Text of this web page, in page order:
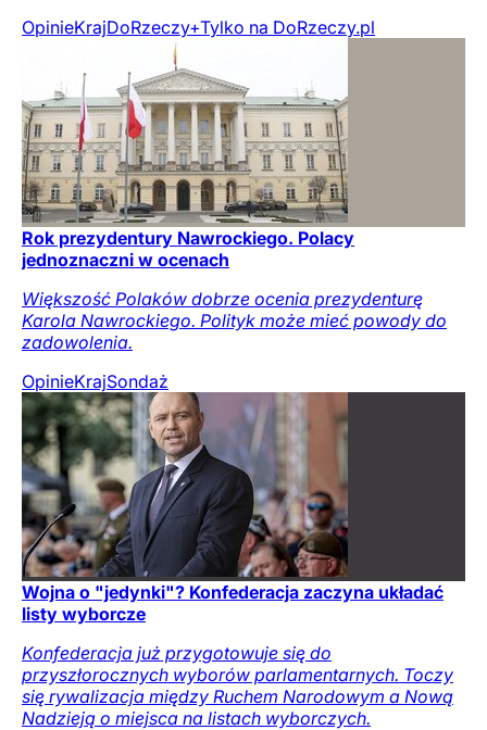
OpinieKrajDoRzeczy+Tylko na DoRzeczy.pl
Rok prezydentury Nawrockiego. Polacy
jednoznaczni w ocenach
Większość Polaków dobrze ocenia prezydenturę
Karola Nawrockiego. Polityk może mieć powody do
zadowolenia.
OpinieKrajSondaż
Wojna o "jedynki"? Konfederacja zaczyna układać
listy wyborcze
Konfederacja już przygotowuje się do
przyszłorocznych wyborów parlamentarnych. Toczy
się rywalizacja między Ruchem Narodowym a Nową
Nadzieją o miejsca na listach wyborczych.